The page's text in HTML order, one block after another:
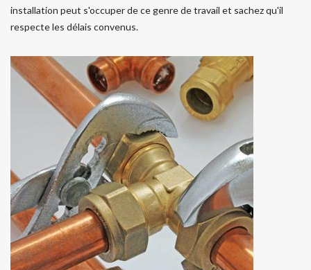
installation peut s'occuper de ce genre de travail et sachez qu'il
respecte les délais convenus.